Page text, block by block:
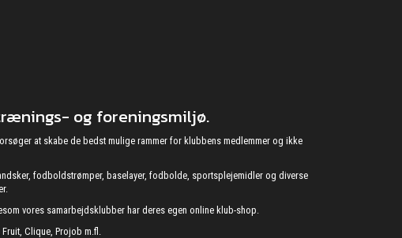
og foreningsmiljø.
at skabe de bedst mulige rammer for klubbens medlemmer og ikke
fodboldstrømper, baselayer, fodbolde, sportsplejemidler og diverse
vores samarbejdsklubber har deres egen online klub-shop.
Clique, Projob m.fl.